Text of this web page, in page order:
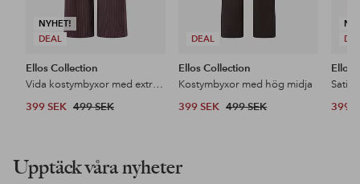
NYHET!
DEAL
Ellos Collection
Vida kostymbyxor med extra hög midja
399 SEK 499 SEK
DEAL
Ellos Collection
Kostymbyxor med hög midja
399 SEK 499 SEK
Ellos
399
Upptäck våra nyheter